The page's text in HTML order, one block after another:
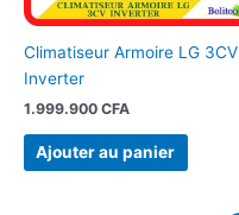
Climatiseur Armoire LG 3CV
Inverter
1.999.900 CFA
Ajouter au panier